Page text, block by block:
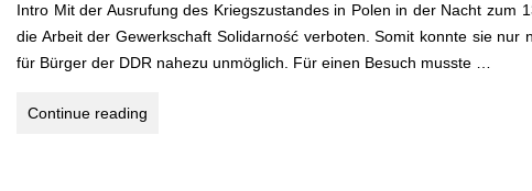
Intro Mit der Ausrufung des Kriegszustandes in Polen in der Nacht
die Arbeit der Gewerkschaft Solidarność verboten. Somit konnte sie
für Bürger der DDR nahezu unmöglich. Für einen Besuch musste …
Continue reading